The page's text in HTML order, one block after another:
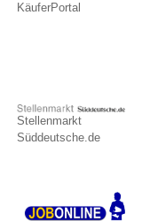
KäuferPortal
Stellenmarkt
Süddeutsche.de